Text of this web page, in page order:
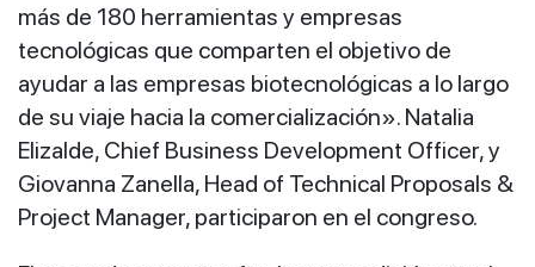
más de 180 herramientas y empresas
tecnológicas que comparten el objetivo de
ayudar a las empresas biotecnológicas a lo largo
de su viaje hacia la comercialización». Natalia
Elizalde, Chief Business Development Officer, y
Giovanna Zanella, Head of Technical Proposals &
Project Manager, participaron en el congreso.